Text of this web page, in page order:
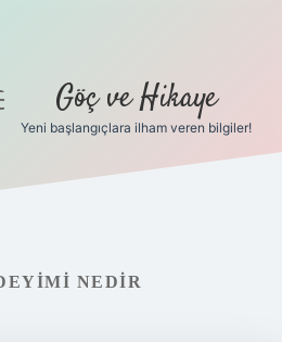
Göç ve Hikaye
Yeni başlangıçlara ilham veren bilgiler!
NEDIR